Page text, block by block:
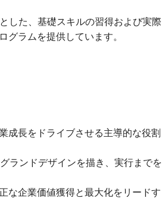
した、基礎スキルの習得および実際
グラムを提供しています。
成長をドライブさせる主導的な役割
ランドデザインを描き、実行までを
な企業価値獲得と最大化をリードす